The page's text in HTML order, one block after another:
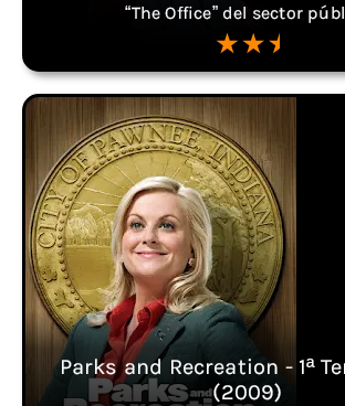
“The Office” del sector
Parks and Recreation - 1ª
(2009)